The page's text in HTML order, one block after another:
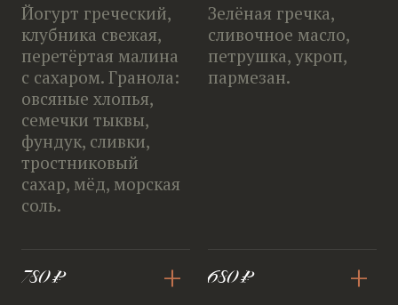
Йогурт греческий,
клубника свежая,
перетёртая малина
с сахаром. Гранола:
овсяные хлопья,
семечки тыквы,
фундук, сливки,
тростниковый
сахар, мёд, морская
соль.
780 ₽ +
Зелёная гречка,
сливочное масло,
петрушка, укроп,
пармезан.
680 ₽ +